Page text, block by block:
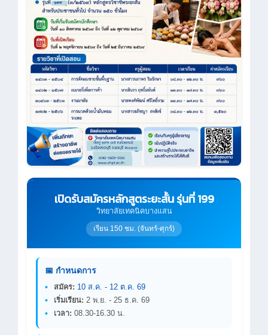
เปิดรับสมัครหลักสูตระยะสั้น รุ่นที่ 199
วิทยาลัยเทคนิคบางแสน
เรียน 150 ชม. (จันทร์-ศุกร์)
📅 กำหนดการ
สมัคร: 10 ส.ค. - 12 ต.ค. 69
เริ่มเรียน: 2 พ.ย. - 25 ธ.ค. 69
เวลา: 08.30-16.30 น.